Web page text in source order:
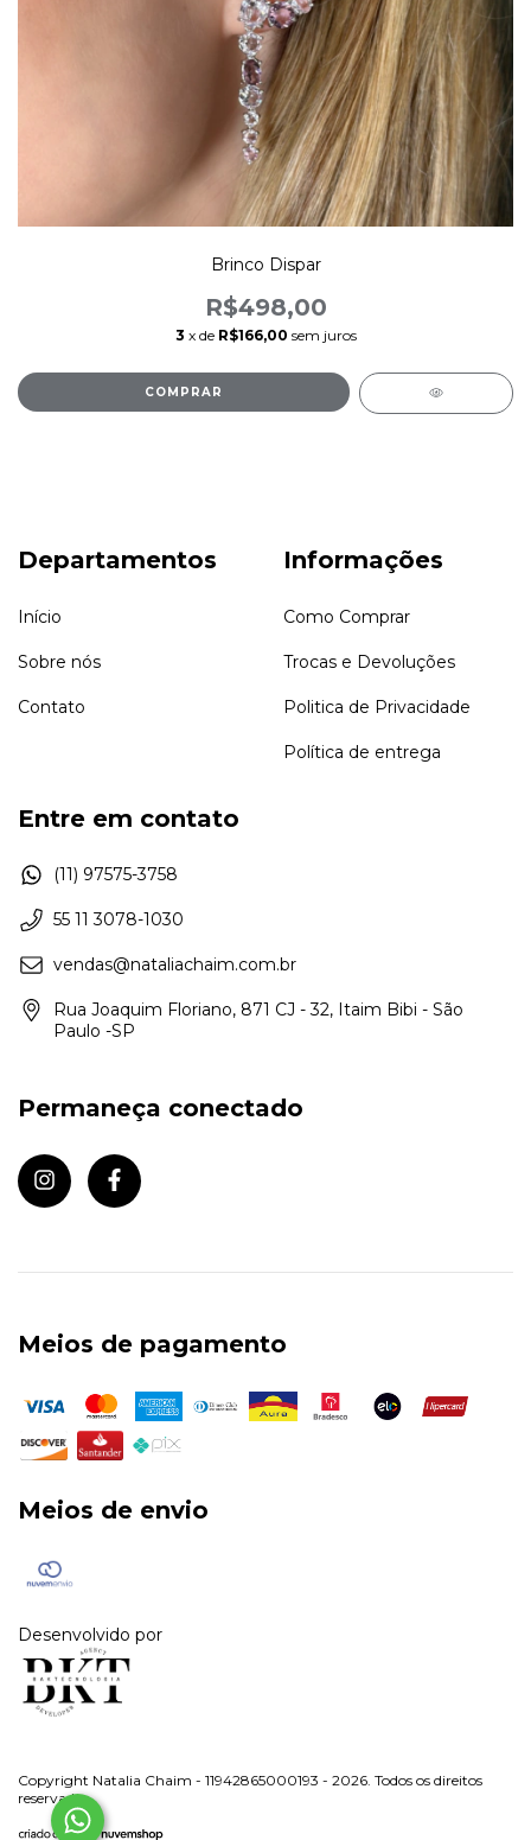
Brinco Dispar
R$498,00
3 x de R$166,00 sem juros
COMPRAR
Departamentos
Início
Sobre nós
Contato
Informações
Como Comprar
Trocas e Devoluções
Politica de Privacidade
Política de entrega
Entre em contato
(11) 97575-3758
55 11 3078-1030
vendas@nataliachaim.com.br
Rua Joaquim Floriano, 871 CJ - 32, Itaim Bibi - São
Paulo -SP
Permaneça conectado
Meios de pagamento
Meios de envio
Desenvolvido por
Copyright Natalia Chaim - 11942865000193 - 2026. Todos os direitos
reservados.